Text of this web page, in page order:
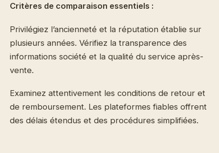
Critères de comparaison essentiels :
Privilégiez l’ancienneté et la réputation établie sur
plusieurs années. Vérifiez la transparence des
informations société et la qualité du service après-
vente.
Examinez attentivement les conditions de retour et
de remboursement. Les plateformes fiables offrent
des délais étendus et des procédures simplifiées.